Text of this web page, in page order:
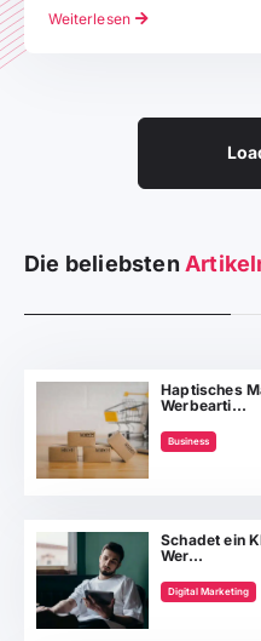
Weiterlesen
Die beliebsten
Haptisches
Werbearti...
Business
Schadet ein
Wer...
Digital Marketing